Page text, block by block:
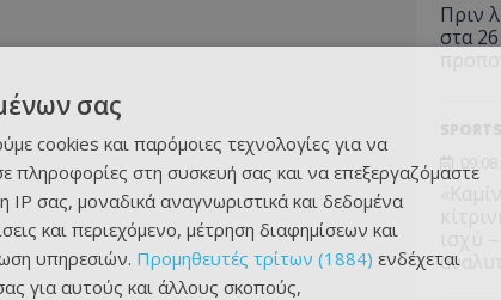
Πριν
στα
ισχύ
σας
cookies και παρόμοιες τεχνολογίες για να
πληροφορίες στη συσκευή σας και να επεξεργαζόμαστε
σας, μοναδικά αναγνωριστικά και δεδομένα
και περιεχόμενο, μέτρηση διαφημίσεων και
υπηρεσιών. Προμηθευτές τρίτων (1884) ενδέχεται
για αυτούς και άλλους σκοπούς,